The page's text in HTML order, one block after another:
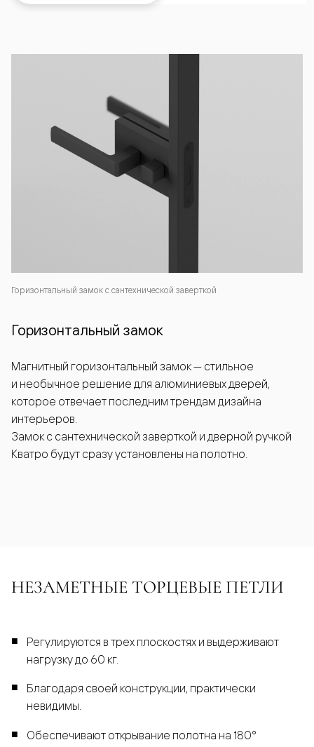
Горизонтальный замок с сантехнической заверткой
Горизонтальный замок
Магнитный горизонтальный замок — стильное
и необычное решение для алюминиевых дверей,
которое отвечает последним трендам дизайна
интерьеров.
Замок с сантехнической заверткой и дверной ручкой
Кватро будут сразу установлены на полотно.
НЕЗАМЕТНЫЕ ТОРЦЕВЫЕ ПЕТЛИ
Регулируются в трех плоскостях и выдерживают
нагрузку до 60 кг.
Благодаря своей конструкции, практически
невидимы.
Обеспечивают открывание полотна на 180°